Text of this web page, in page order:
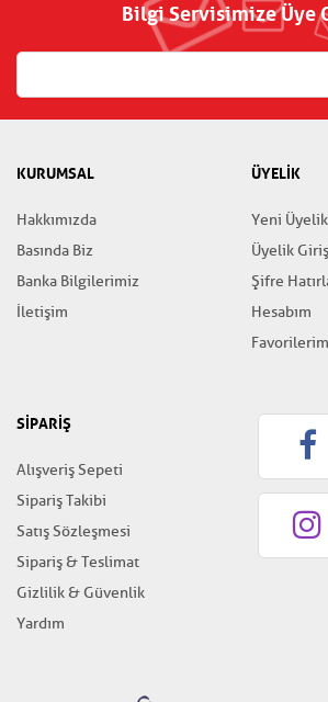
Bilgi Servisimize Üye
KURUMSAL
Hakkımızda
Basında Biz
Banka Bilgilerimiz
İletişim
ÜYELİK
Yeni Üyelik
Üyelik
Şifre
Hesabım
Favorilerim
SİPARİŞ
Alışveriş Sepeti
Sipariş Takibi
Satış Sözleşmesi
Sipariş & Teslimat
Gizlilik & Güvenlik
Yardım